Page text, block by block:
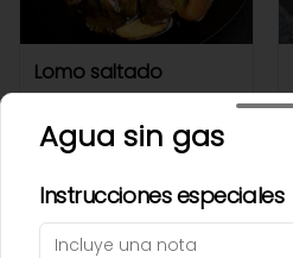
Lomo saltado
$65.000
Agua sin gas
Instrucciones especiales